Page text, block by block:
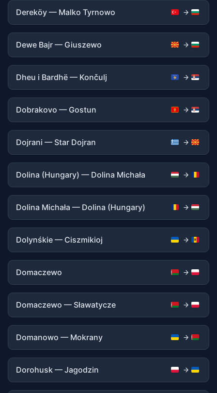
Dereköy — Malko Tyrnowo
Dewe Bajr — Giuszewo
Dheu i Bardhë — Končulj
Dobrakovo — Gostun
Dojrani — Star Dojran
Dolina (Hungary) — Dolina Michała
Dolina Michała — Dolina (Hungary)
Dolynśkie — Ciszmikioj
Domaczewo
Domaczewo — Sławatycze
Domanowo — Mokrany
Dorohusk — Jagodzin